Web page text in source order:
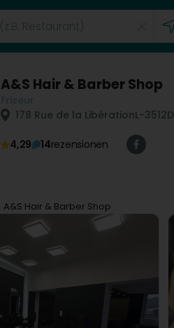
A&S Hair & Barber Shop
178 Rue de la LibérationL-3512
4,29 14rezensionen
A&S Hair & Barber Shop